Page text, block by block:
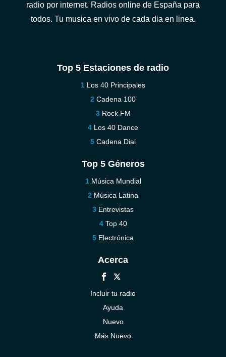
radio por internet. Radios online de España para
todos. Tu musica en vivo de cada dia en linea.
Top 5 Estaciones de radio
Los 40 Principales
Cadena 100
Rock FM
Los 40 Dance
Cadena Dial
Top 5 Géneros
Música Mundial
Música Latina
Entrevistas
Top 40
Electrónica
Acerca
Incluir tu radio
Ayuda
Nuevo
Más Nuevo